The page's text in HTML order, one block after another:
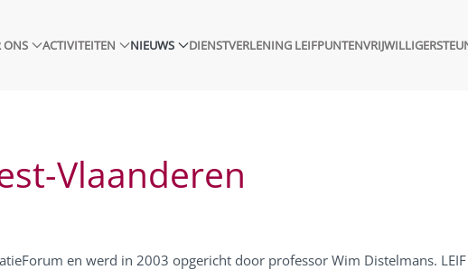
ONS ACTIVITEITEN NIEUWS DIENSTVERLENING LEIFPUNTENVRIJWILLIGER
Vlaanderen
en werd in 2003 opgericht door professor Wim Distelmans.